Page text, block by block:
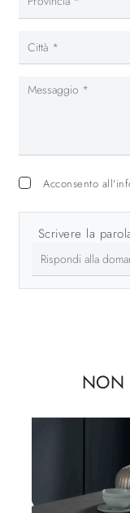
Acconsento
Scrivere la
NON